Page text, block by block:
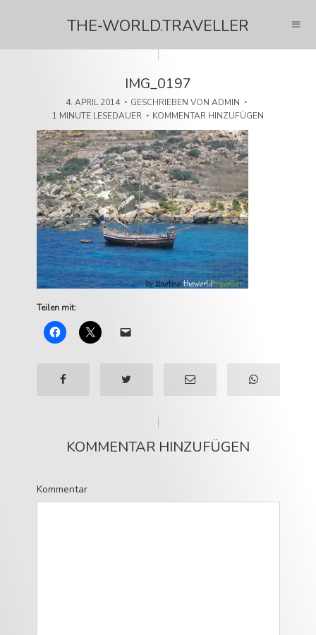
THE-WORLD.TRAVELLER
IMG_0197
4. APRIL 2014 GESCHRIEBEN VON ADMIN
1 MINUTE LESEDAUER
KOMMENTAR HINZUFÜGEN
Teilen mit:
KOMMENTAR HINZUFÜGEN
Kommentar